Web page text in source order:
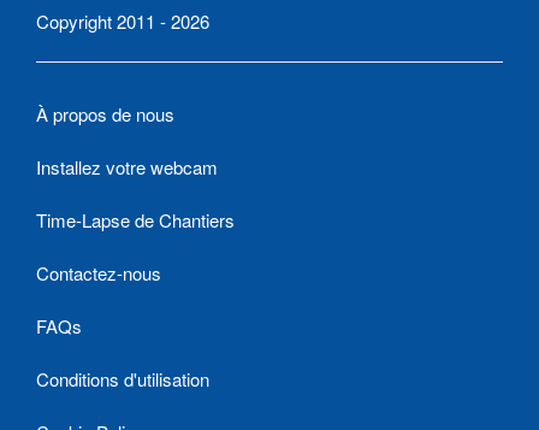
Copyright 2011 - 2026
À propos de nous
Installez votre webcam
Time-Lapse de Chantiers
Contactez-nous
FAQs
Conditions d'utilisation